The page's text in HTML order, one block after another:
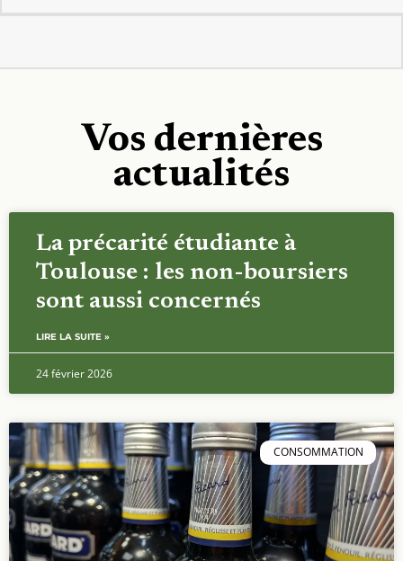
Vos dernières
actualités
La précarité étudiante à
Toulouse : les non-boursiers
sont aussi concernés
LIRE LA SUITE »
24 février 2026
CONSOMMATION